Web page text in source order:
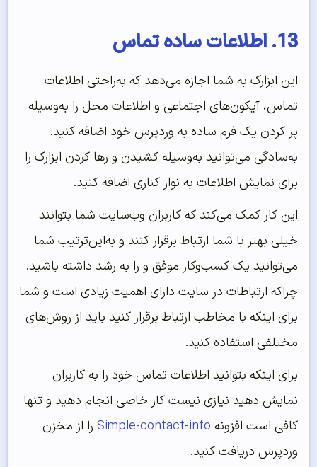
13. اطلاعات ساده تماس
این ابزارک به شما اجازه می‌دهد که به‌راحتی اطلاعات
تماس، آیکون‌های اجتماعی و اطلاعات محل را به‌وسیله
پر کردن یک فرم ساده به وردپرس خود اضافه کنید.
به‌سادگی می‌توانید به‌وسیله کشیدن و رها کردن ابزارک را
برای نمایش اطلاعات به نوار کناری اضافه کنید.
این کار کمک می‌کند که کاربران وب‌سایت شما بتوانند
خیلی بهتر با شما ارتباط برقرار کنند و به‌این‌ترتیب شما
می‌توانید یک کسب‌وکار موفق و را به رشد داشته باشید.
چراکه ارتباطات در سایت دارای اهمیت زیادی است و شما
برای اینکه با مخاطب ارتباط برقرار کنید باید از روش‌های
مختلفی استفاده کنید.
برای اینکه بتوانید اطلاعات تماس خود را به کاربران
نمایش دهید نیازی نیست کار خاصی انجام دهید و تنها
کافی است افزونه Simple-contact-info را از مخزن
وردپرس دریافت کنید.